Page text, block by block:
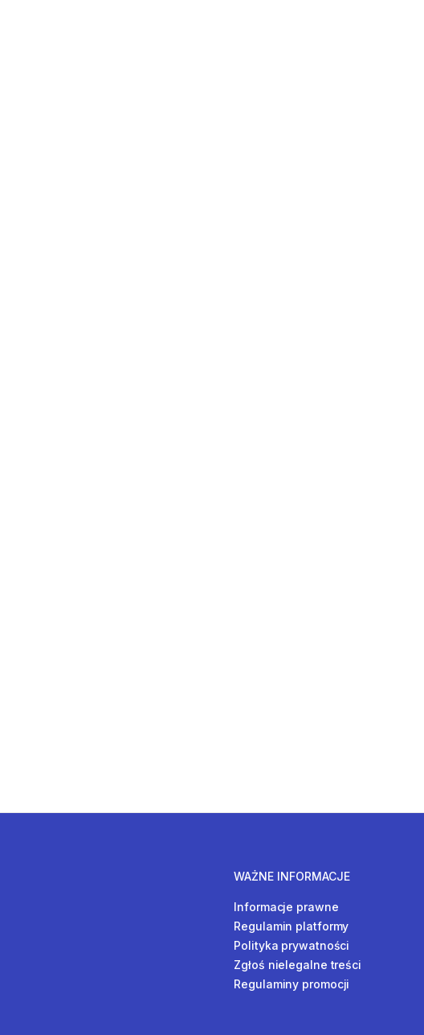
WAŻNE INFORMACJE
Informacje prawne
Regulamin platformy
Polityka prywatności
Zgłoś nielegalne treści
Regulaminy promocji